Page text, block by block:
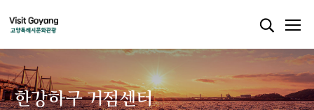
한강하구 거점센터